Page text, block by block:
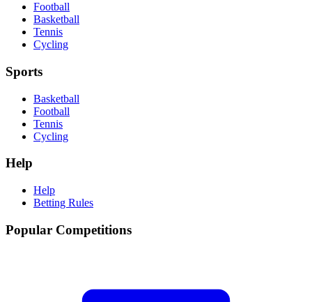
Football
Basketball
Tennis
Cycling
Sports
Basketball
Football
Tennis
Cycling
Help
Help
Betting Rules
Popular Competitions